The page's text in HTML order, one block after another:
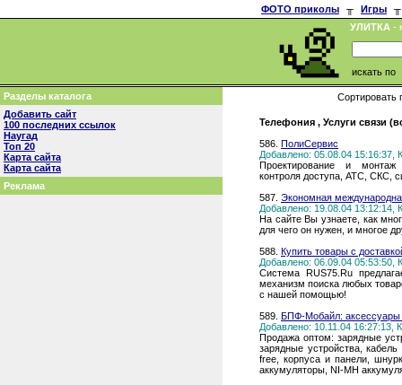
ФОТО приколы ╥ Игры
╥
УЛИТКА -
искать по
Разделы каталога
Добавить сайт
100 последних ссылок
Наугад
Топ 20
Карта сайта
Карта сайта
Реклама
Сортировать
Телефония , Услуги связи
586. ПолиСервис
Добавлено: 05.08.04 15:16:37,
Проектирование и монтаж
контроля доступа, АТС, СКС,
587. Экономная
Добавлено: 19.08.04 13:12:14,
На сайте Вы узнаете, как
для чего он нужен, и многое
588. Купить товары с
Добавлено: 06.09.04 05:53:50,
Система RUS75.Ru
механизм поиска любых
с нашей помощью!
589. БПФ-Мобайл: аксессуары
Добавлено: 10.11.04 16:27:13,
Продажа оптом: зарядные
зарядные устройства,
free, корпуса и панели,
аккумуляторы, NI-MH